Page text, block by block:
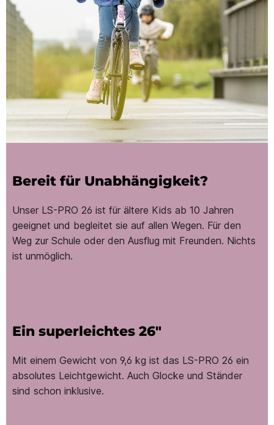
Bereit für Unabhängigkeit?
Unser LS-PRO 26 ist für ältere Kids ab 10 Jahren
geeignet und begleitet sie auf allen Wegen. Für den
Weg zur Schule oder den Ausflug mit Freunden. Nichts
ist unmöglich.
Ein superleichtes 26"
Mit einem Gewicht von 9,6 kg ist das LS-PRO 26 ein
absolutes Leichtgewicht. Auch Glocke und Ständer
sind schon inklusive.